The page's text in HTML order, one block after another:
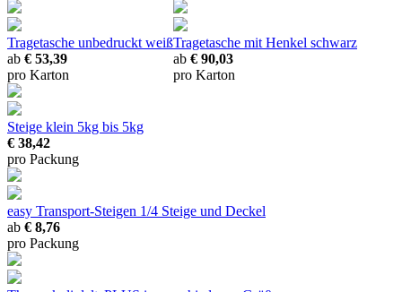
Tragetasche unbedruckt weiß
ab € 53,39
pro Karton
Tragetasche mit Henkel schwarz
ab € 90,03
pro Karton
Steige klein 5kg bis 5kg
€ 38,42
pro Packung
easy Transport-Steigen 1/4 Steige und Deckel
ab € 8,76
pro Packung